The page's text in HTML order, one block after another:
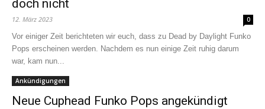
doch nicht
12. März 2023 0
Vor einiger Zeit berichteten wir euch, dass zu Dead by Daylight Funko
Pops erscheinen werden. Nachdem es nun einige Zeit ruhig darum
war, kam nun...
Ankündigungen
Neue Cuphead Funko Pops angekündigt